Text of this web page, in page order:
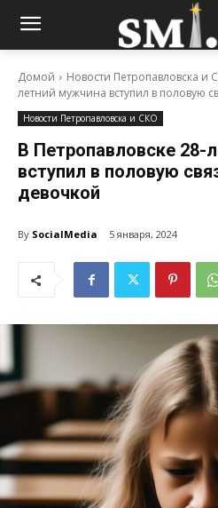
Домой Новости Петропавловска и
летний мужчина вступил в половую
Новости Петропавловска и СКО
В Петропавловске 28-
вступил в половую
девочкой
By SocialMedia 5 января, 2024